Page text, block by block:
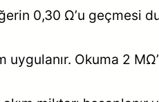
0,30 Ω’u geçmesi
Okuma 2